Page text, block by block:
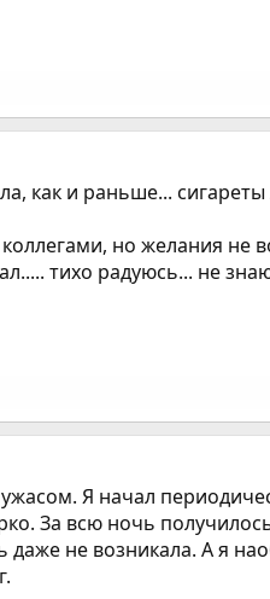
как и раньше...
но желания не
тихо радуюсь... не
Я начал
За всю ночь
не возникала. А я